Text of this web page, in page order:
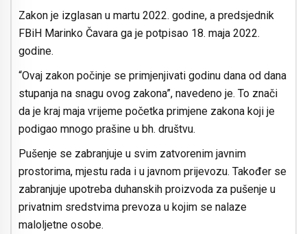
Zakon je izglasan u martu 2022. godine, a predsjednik
FBiH Marinko Čavara ga je potpisao 18. maja 2022.
godine.
“Ovaj zakon počinje se primjenjivati godinu dana od dana
stupanja na snagu ovog zakona”, navedeno je. To znači
da je kraj maja vrijeme početka primjene zakona koji je
podigao mnogo prašine u bh. društvu.
Pušenje se zabranjuje u svim zatvorenim javnim
prostorima, mjestu rada i u javnom prijevozu. Također se
zabranjuje upotreba duhanskih proizvoda za pušenje u
privatnim sredstvima prevoza u kojim se nalaze
maloljetne osobe.